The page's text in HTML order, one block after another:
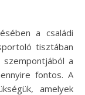
a családi
tisztában
a
fontos. A
amelyek